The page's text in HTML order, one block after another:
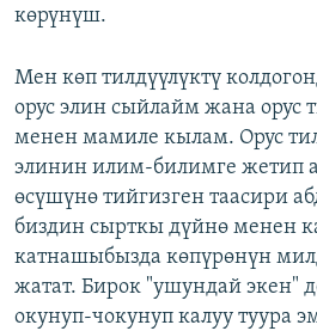
көрүнүш.
Мен көп тилдүүлүктү
орус элин сыйлайм жана орус
менен мамиле кылам. Орус
элинин илим-билимге жетип
өсүшүнө тийгизген таасири
биздин сырткы дүйнө менен
катнашыбызда көпүрөнүн
жатат. Бирок "ушундай экен"
окунуп-чокунуп калуу туура